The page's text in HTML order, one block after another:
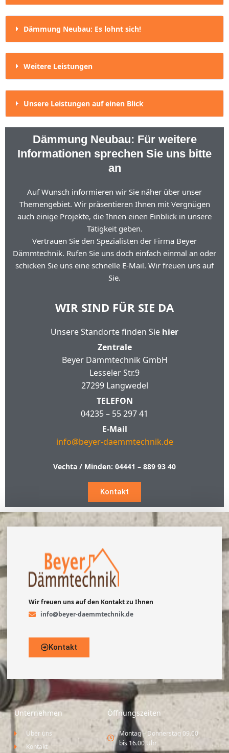
Dämmung Neubau: Es lohnt sich!
Weitere Leistungen
Unsere Leistungen auf einen Blick
Dämmung Neubau: Für weitere
Informationen sprechen Sie uns bitte
an
Auf Wunsch informieren wir Sie näher über unser
Themengebiet. Wir präsentieren Ihnen mit Vergnügen
auch einige Projekte, die Ihnen einen Einblick in unsere
Tätigkeit geben.
Vertrauen Sie den Spezialisten der Firma Beyer
Dämmtechnik. Rufen Sie uns doch einfach einmal an oder
schicken Sie uns eine schnelle E-Mail. Wir freuen uns auf
Sie.
WIR SIND FÜR SIE DA
Unsere Standorte finden Sie hier
Zentrale
Beyer Dämmtechnik GmbH
Lesseler Str.9
27299 Langwedel
TELEFON
04235 – 55 297 41
E-Mail
info@beyer-daemmtechnik.de
Vechta / Minden: 04441 – 889 93 40
Kontakt
Wir freuen uns auf den Kontakt zu Ihnen
info@beyer-daemmtechnik.de
Kontakt
Unternehmen
Über uns
Kontakt
Öffnungszeiten
Montag – Donnerstag 09.00
bis 16.00 Uhr